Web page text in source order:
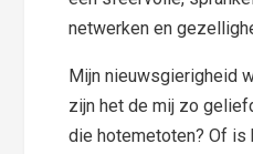
netwerken en
Mijn nieuwsgierigheid
zijn het de mij zo
die hotemetoten? Of